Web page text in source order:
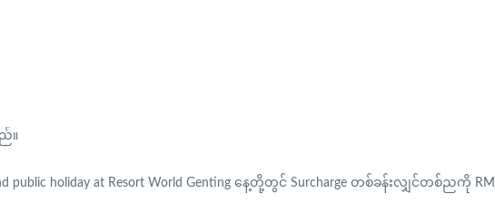
ခြင်း၊
၊
။
and public holiday at Resort World Genting နေ့တို့တွင် Surcharge တစ်ခန်းလျှင်တစ်ညကို